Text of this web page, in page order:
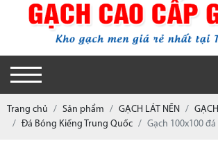
Trang chủ Sản phẩm GẠCH LÁT NỀN
Đá Bóng Kiếng Trung Quốc
Gạch 100x100